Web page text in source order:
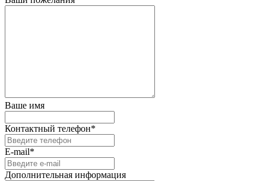
Ваше имя
Контактный телефон*
E-mail*
Дополнительная информация